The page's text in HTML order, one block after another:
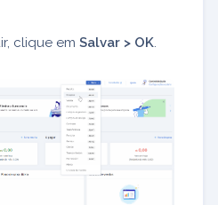
clique em Salvar > OK.